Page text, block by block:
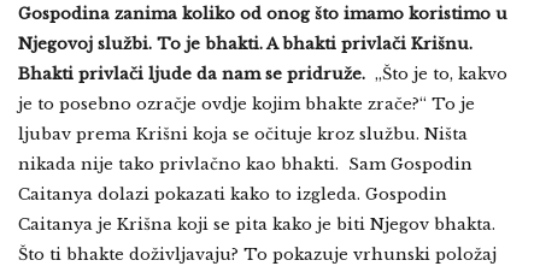
Gospodina zanima koliko od onog što imamo koristimo u
Njegovoj službi. To je bhakti. A bhakti privlači Krišnu.
Bhakti privlači ljude da nam se pridruže. „Što je to, kakvo
je to posebno ozračje ovdje kojim bhakte zrače?“ To je
ljubav prema Krišni koja se očituje kroz službu. Ništa
nikada nije tako privlačno kao bhakti. Sam Gospodin
Caitanya dolazi pokazati kako to izgleda. Gospodin
Caitanya je Krišna koji se pita kako je biti Njegov bhakta.
Što ti bhakte doživljavaju? To pokazuje vrhunski položaj